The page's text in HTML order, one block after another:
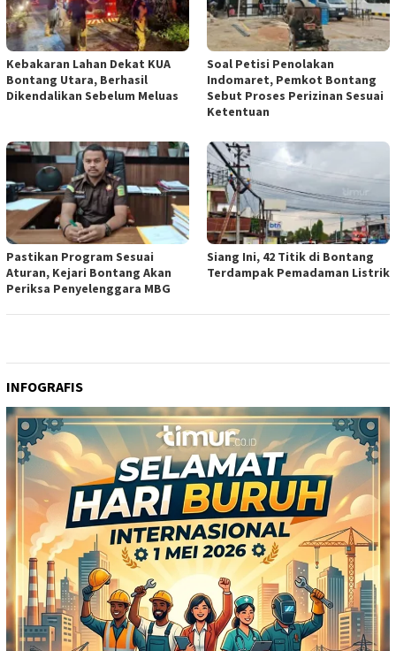
Kebakaran Lahan Dekat KUA
Bontang Utara, Berhasil
Dikendalikan Sebelum Meluas
Soal Petisi Penolakan
Indomaret, Pemkot Bontang
Sebut Proses Perizinan Sesuai
Ketentuan
Pastikan Program Sesuai
Aturan, Kejari Bontang Akan
Periksa Penyelenggara MBG
Siang Ini, 42 Titik di Bontang
Terdampak Pemadaman Listrik
INFOGRAFIS